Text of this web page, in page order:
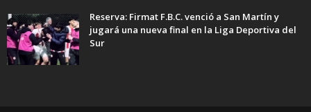
Reserva: Firmat F.B.C. venció a San Martín y
jugará una nueva final en la Liga Deportiva del
Sur